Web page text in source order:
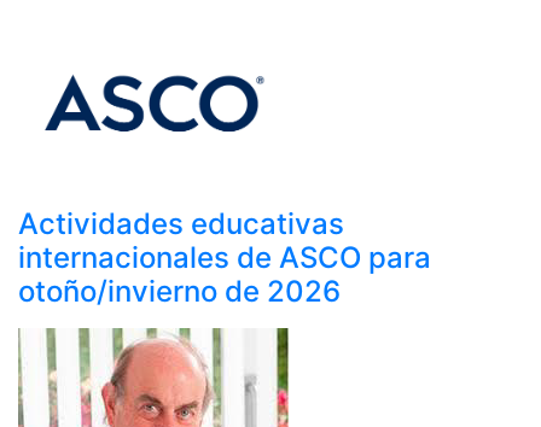
Actividades educativas
internacionales de ASCO para
otoño/invierno de 2026